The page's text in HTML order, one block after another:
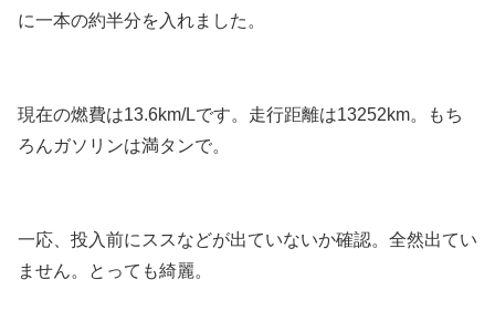
に一本の約半分を入れました。
現在の燃費は13.6km/Lです。走行距離は13252km。もち
ろんガソリンは満タンで。
一応、投入前にススなどが出ていないか確認。全然出てい
ません。とっても綺麗。